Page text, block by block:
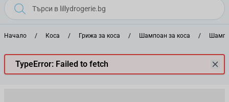
Начало / Коса / Грижа за коса / Шампоан за коса /
TypeError: Failed to fetch